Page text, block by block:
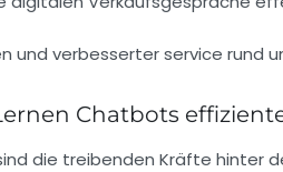
Chatbots
die treibenden Kräfte hinter